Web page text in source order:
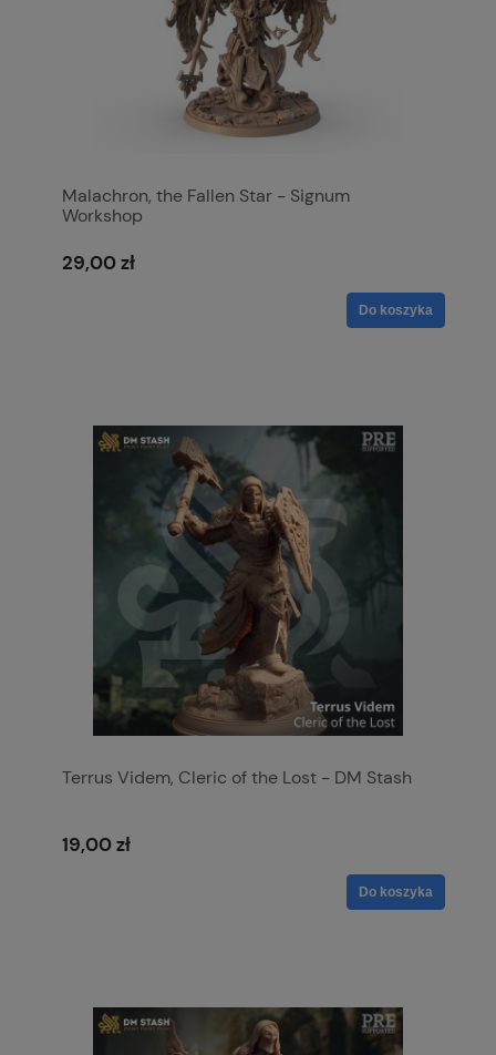
Malachron, the Fallen Star - Signum
Workshop
29,00 zł
Do koszyka
Terrus Videm, Cleric of the Lost - DM Stash
19,00 zł
Do koszyka